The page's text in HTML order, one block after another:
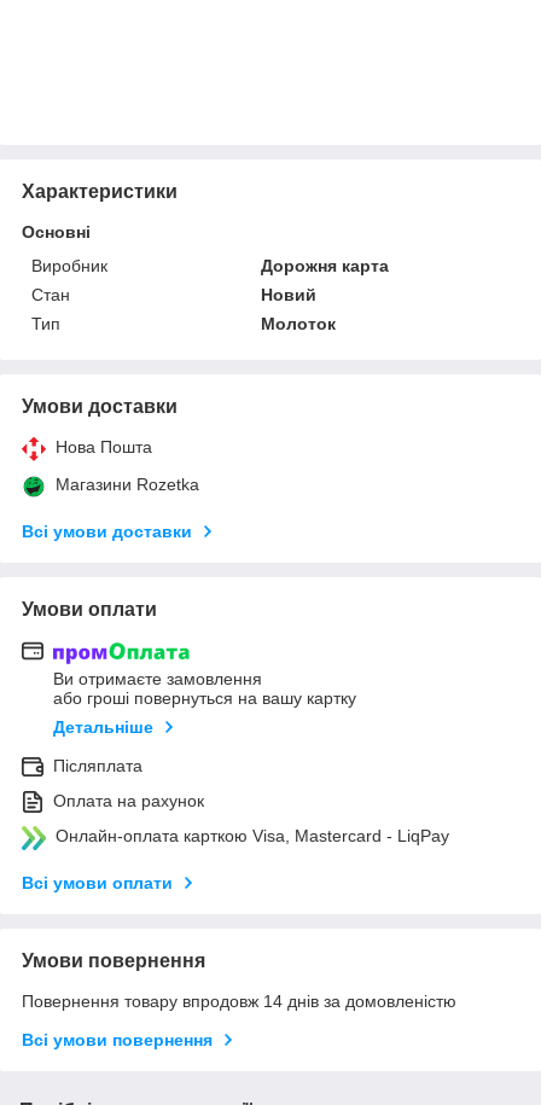
Характеристики
Основні
Виробник
Дорожня карта
Стан
Новий
Тип
Молоток
Умови доставки
Нова Пошта
Магазини Rozetka
Всі умови доставки
Умови оплати
Ви отримаєте замовлення
або гроші повернуться на вашу картку
Детальніше
Післяплата
Оплата на рахунок
Онлайн-оплата карткою Visa, Mastercard - LiqPay
Всі умови оплати
Умови повернення
Повернення товару впродовж 14 днів за домовленістю
Всі умови повернення